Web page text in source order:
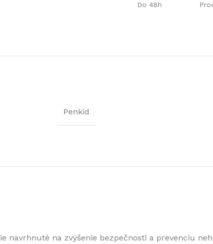
Do 48h
Penkid
navrhnuté na zvýšenie bezpečnosti a prevenciu